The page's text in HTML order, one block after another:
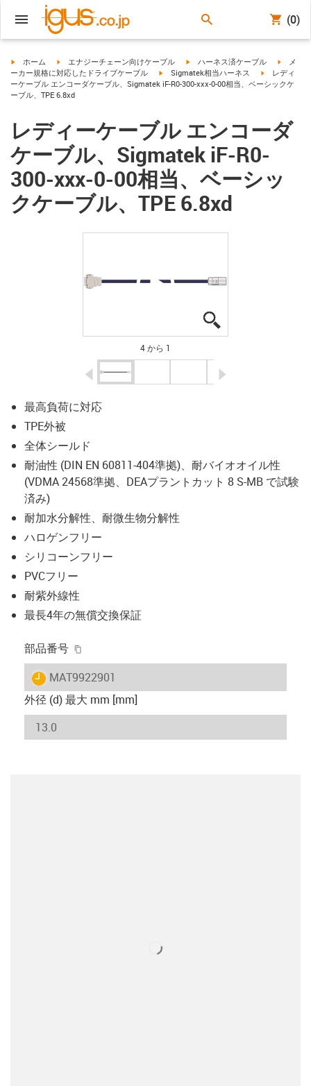
(0)
igus-icon-arrow-right
ホーム igus-icon-arrow-right
エナジーチェーン向けケーブル igus-icon-arrow-right
ハーネス済ケーブル igus-
メ
ーカー規格に対応したドライブケーブル
igus-icon-arrow-right
Sigmatek相当ハーネス igus-icon-
レディ
ーケーブル エンコーダケーブル、Sigmatek iF-R0-300-xxx-0-00相当、ベーシックケ
ーブル、TPE 6.8xd
レディーケーブル エンコーダ
ケーブル、Sigmatek iF-R0-
300-xxx-0-00相当、ベーシッ
クケーブル、TPE 6.8xd
4 から 1
igus-icon-arrow-left
最高負荷に対応
TPE外被
全体シールド
耐油性 (DIN EN 60811-404準拠)、耐バイオオイル性
(VDMA 24568準拠、DEAプラントカット 8 S-MB で試験
済み)
耐加水分解性、耐微生物分解性
ハロゲンフリー
シリコーンフリー
PVCフリー
耐紫外線性
最長4年の無償交換保証
部品番号
igus-icon-lieferzeit
MAT9922901
外径 (d) 最大 mm [mm]